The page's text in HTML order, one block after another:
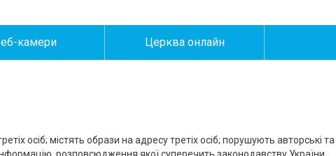
камери Церква онлайн
осіб; містять образи на адресу третіх осіб; порушують авторські та